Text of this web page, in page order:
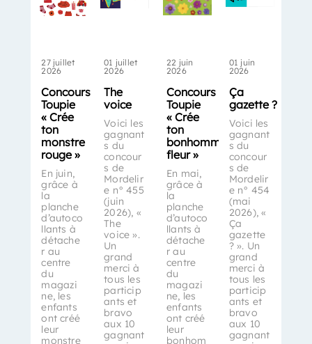
27 juillet
2026
Concours
Toupie
« Crée
ton
monstre
rouge »
En juin,
grâce à
la
planche
d’autoco
llants à
détache
r au
centre
du
magazi
ne, les
enfants
ont créé
leur
monstre
01 juillet
2026
The
voice
Voici les
gagnant
s du
concour
s de
Mordelir
e n° 455
(juin
2026), «
The
voice ».
Un
grand
merci à
tous les
particip
ants et
bravo
aux 10
gagnant
22 juin
2026
Concours
Toupie
« Crée
ton
bonhomme-
fleur »
En mai,
grâce à
la
planche
d’autoco
llants à
détache
r au
centre
du
magazi
ne, les
enfants
ont créé
leur
bonhom
01 juin
2026
Ça
gazette ?
Voici les
gagnant
s du
concour
s de
Mordelir
e n° 454
(mai
2026), «
Ça
gazette
? ». Un
grand
merci à
tous les
particip
ants et
bravo
aux 10
gagnant